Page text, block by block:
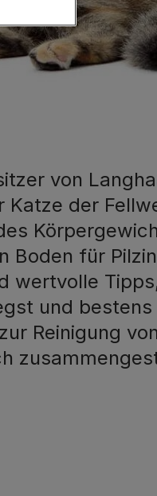
von
Katze der
Boden für
wertvolle
und bestens
Reinigung